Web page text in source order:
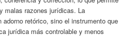
malas razones jurídicas. La
adorno retórico, sino el instrumento que
jurídica más controlable y menos